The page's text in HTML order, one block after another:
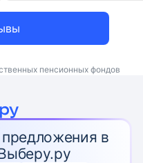
пенсионных фондов
в